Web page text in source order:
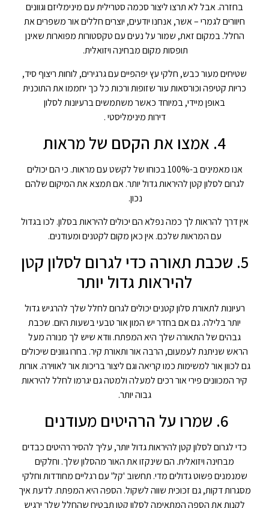
בחזרה. אבל לא תרצו ליצור סכמה סטרילית עם מינימליזם וגוונים
חיוורים לגמרי – אשר, אנחנו יודעים, יוצרים חללים אור משפרים את
החלל. במקום זאת, שמור על נעים עם טקסטורות מפוארות שאינן
תופסות מקום מבחינה ויזואלית.
שטיחים מעור כבש, חלקי עץ יפהפיים עם גרגירים, לוחות ריצוף סיד,
כריות קטיפה וכורסאות עור שזופות ורכות כל כך יחממו את התוכנית
באופן מיידי, במיוחד כאשר משתמשים ברעיונות לסלון
דירות מינימליסטי .
4. אמצו את הקסם של מראות
אנו מאמינים ב-100% בכוחו של לקשט עם מראות. כי הם יכולים
לגרום לסלון קטן להיראות גדול יותר. אם תמצא את המיקום שלהם
נכון.
אין דרך להראות לך כמה נפלא הם יכולים להיראות בסלון. לכו בגדול
עם המראות שלכם. אין כאן מקום לקטנים ומעודנים.
5. שכבת תאורה כדי לגרום לסלון קטן
להיראות גדול יותר
רעיונות לתאורת סלון קטנים יכולים לגרום לחלל שלך להרגיש גדול
יותר בלילה. גם אם בחדר יש המון אור טבעי בשעות היום. שכבת
גבהים של התאורה שלך היא המפתח. וודא שיש לך מנורה מעל
הראש שניתנת לעמעום, הרבה אור ותאורת קיר. בחרו גוונים שיכולים
גם לכוון אור למשימות כמו קריאה וגם ליצור בריכות אור לאווירה. אורות
קיר המכוונים פירי אור רכים למעלה ולמטה גם יגרמו לחלל להיראות
גבוה יותר.
6. שמרו על הרהיטים מעודנים
כדי לגרום לסלון קטן להיראות גדול יותר, עליך להסיר רהיטים כבדים
מבחינה ויזואלית. הם שינקזו את האור מהסלון שלך. וחלקים
שמנמנים פשוט גדולים מדי. תחשוב 'קל' עם רגליים מחודדות וחלקי
מסגרות דקות, גם זכוכית שווה לשקול. הספה היא המפתח. לדעת איך
לקנות את הספה המתאימה לסלון קטן תבטיח שהחלל שלך ירגיש